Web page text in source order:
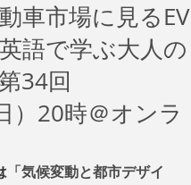
車市場に見るEV
語で学ぶ大人の
34回
）20時＠オンラ
「気候変動と都市デザイ